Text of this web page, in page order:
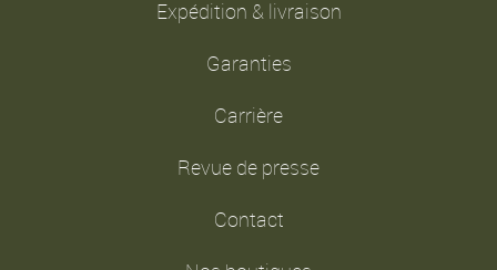
Expédition & livraison
Garanties
Carrière
Revue de presse
Contact